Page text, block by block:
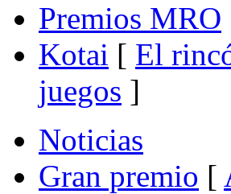
Premios MRO
Kotai [ El
juegos ]
Noticias
Gran premio [